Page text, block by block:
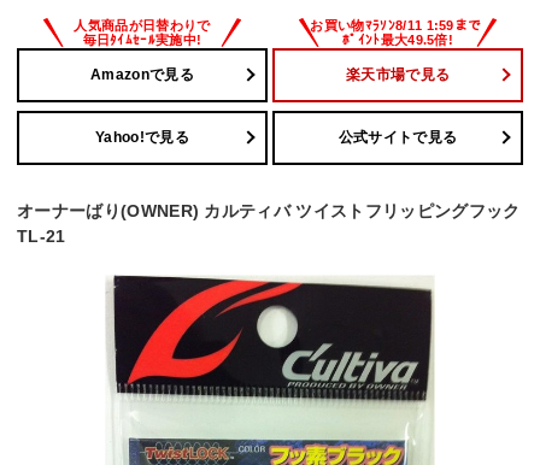
Amazonで見る 楽天市場で見る
Yahoo!で見る 公式サイトで見る
オーナーばり(OWNER) カルティバ ツイストフリッピングフック
TL-21